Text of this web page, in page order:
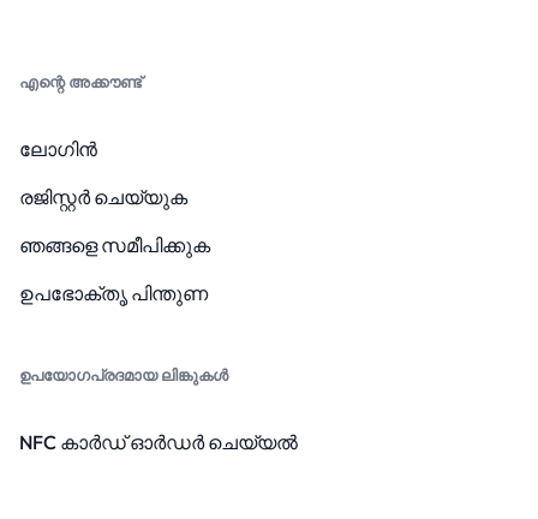
എന്റെ അക്കൗണ്ട്
ലോഗിൻ
രജിസ്റ്റർ ചെയ്യുക
ഞങ്ങളെ സമീപിക്കുക
ഉപഭോക്തൃ പിന്തുണ
ഉപയോഗപ്രദമായ ലിങ്കുകൾ
NFC കാർഡ് ഓർഡർ ചെയ്യൽ